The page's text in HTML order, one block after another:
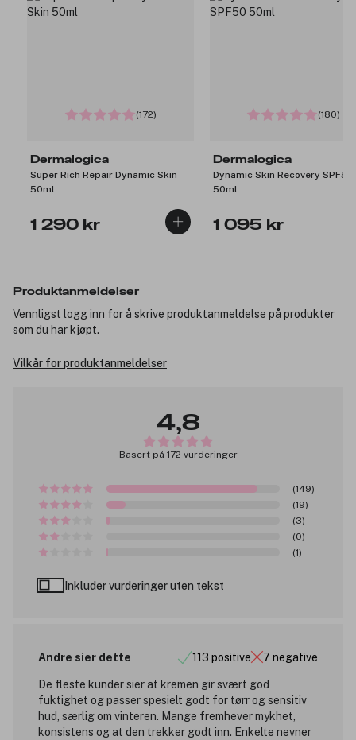
(172)
Dermalogica
Super Rich Repair Dynamic Skin
50ml
1 290 kr
(180)
Dermalogica
Dynamic Skin Recovery SPF50
50ml
1 095 kr
Produktanmeldelser
Vennligst logg inn for å skrive produktanmeldelse på produkter
som du har kjøpt.
Vilkår for produktanmeldelser
4,8
Basert på 172 vurderinger
(149)
(19)
(3)
(0)
(1)
Inkluder vurderinger uten tekst
Andre sier dette 113 positive 7 negative
De fleste kunder sier at kremen gir svært god
fuktighet og passer spesielt godt for tørr og sensitiv
hud, særlig om vinteren. Mange fremhever mykhet,
konsistens og at den trekker godt inn. Enkelte nevner